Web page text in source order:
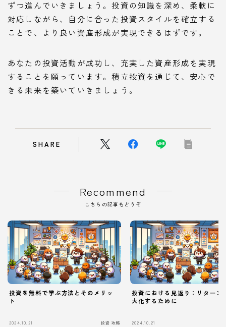
ずつ進んでいきましょう。投資の知識を深め、柔軟に
対応しながら、自分に合った投資スタイルを確立する
ことで、より良い資産形成が実現できるはずです。
あなたの投資活動が成功し、充実した資産形成を実現
することを願っています。積立投資を通じて、安心で
きる未来を築いていきましょう。
SHARE
Recommend
こちらの記事もどうぞ
投資を無料で学ぶ方法とそのメリッ
ト
2024.10.21 投資 攻略
投資における見返り：リターン
大化するために
2024.10.21